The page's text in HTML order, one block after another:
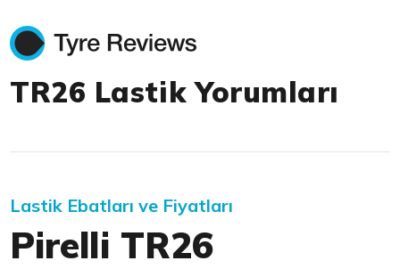
TR26 Lastik Yorumları
Lastik Ebatları ve Fiyatları
Pirelli TR26